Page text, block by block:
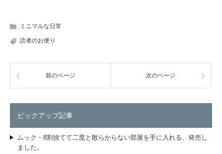
ミニマルな日常
読者のお便り
前のページ 次のページ
ピックアップ記事
ムック・8割捨てて二度と散らからない部屋を手に入れる、発売し
ました。